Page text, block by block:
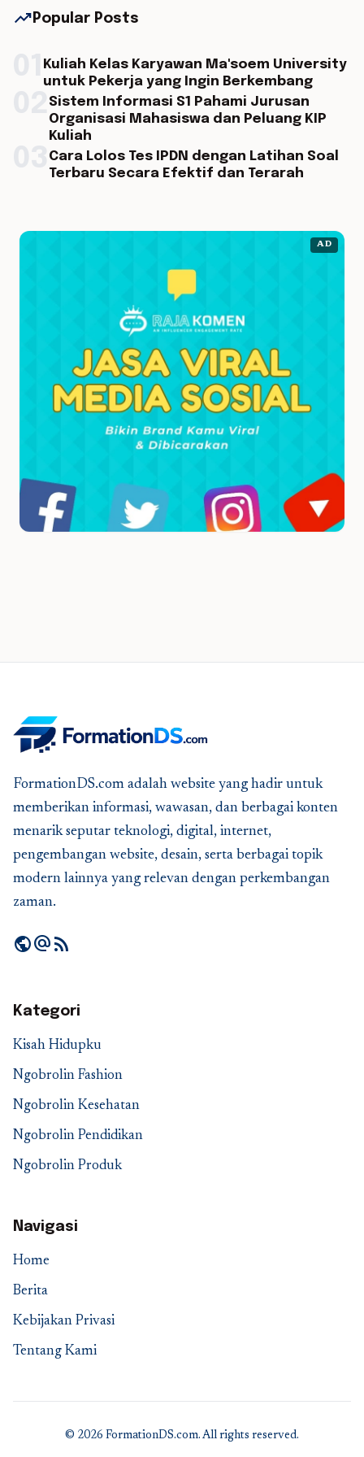
trending_up Popular Posts
Kuliah Kelas Karyawan Ma'soem University
untuk Pekerja yang Ingin Berkembang
Sistem Informasi S1 Pahami Jurusan
Organisasi Mahasiswa dan Peluang KIP
Kuliah
Cara Lolos Tes IPDN dengan Latihan Soal
Terbaru Secara Efektif dan Terarah
AD
FormationDS.com adalah website yang hadir untuk
memberikan informasi, wawasan, dan berbagai konten
menarik seputar teknologi, digital, internet,
pengembangan website, desain, serta berbagai topik
modern lainnya yang relevan dengan perkembangan
zaman.
publicalternate_emailrss_feed
Kategori
Kisah Hidupku
Ngobrolin Fashion
Ngobrolin Kesehatan
Ngobrolin Pendidikan
Ngobrolin Produk
Navigasi
Home
Berita
Kebijakan Privasi
Tentang Kami
© 2026 FormationDS.com. All rights reserved.